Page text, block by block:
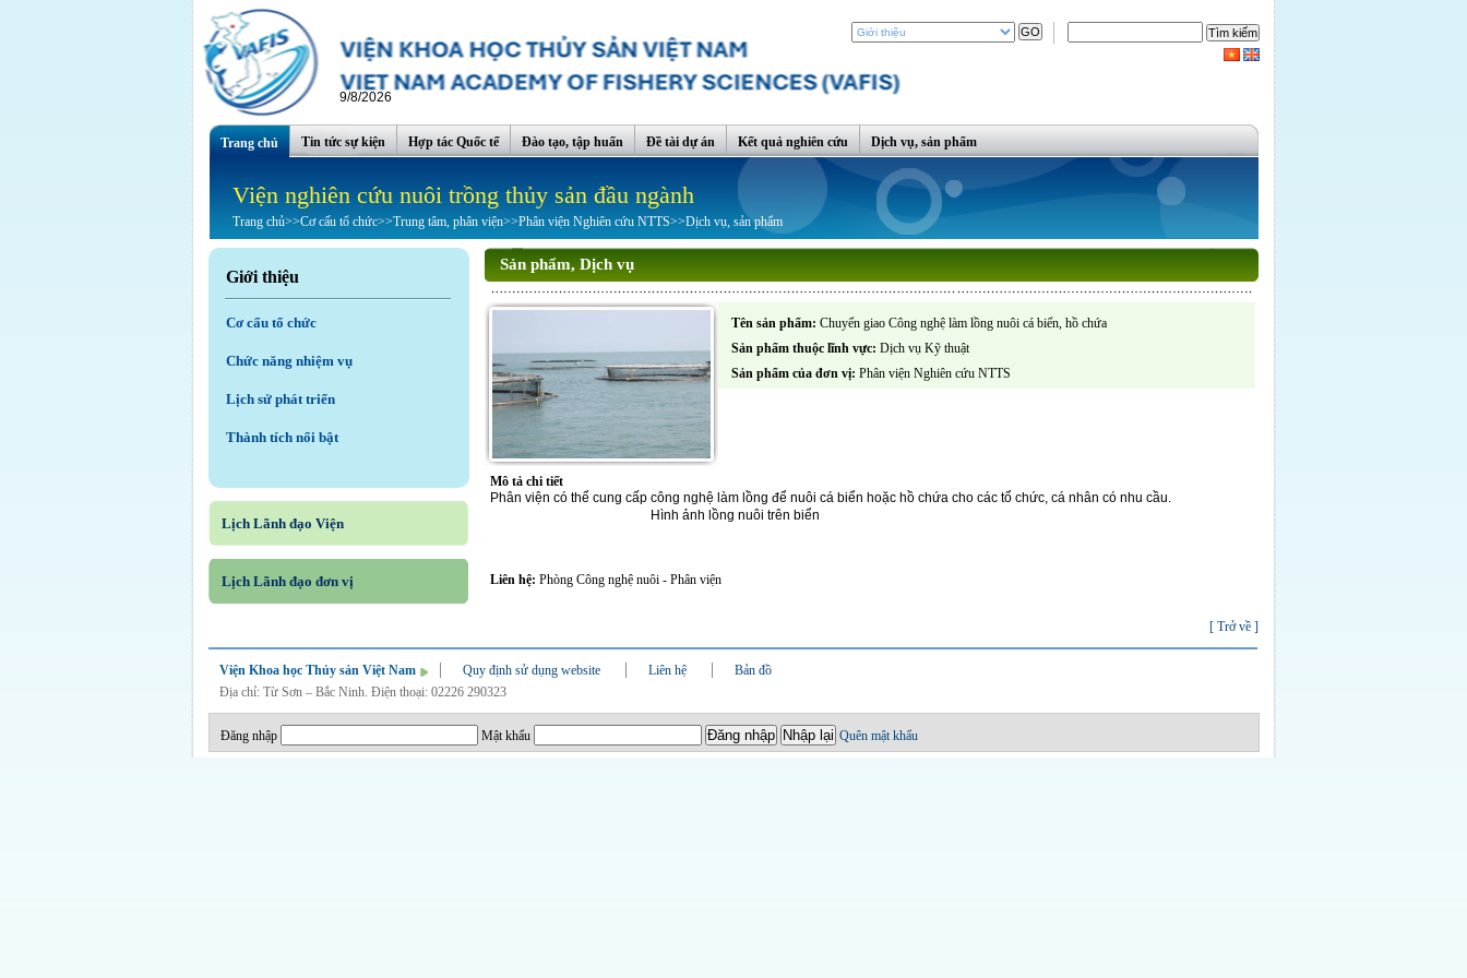
9/8/2026
Trang chủ Tin tức sự kiện Hợp tác Quốc tế Đào tạo, tập huấn Đề tài dự án Kết quả nghiên cứu Dịch vụ, sản phẩm
Viện nghiên cứu nuôi trồng thủy sản đầu ngành
Trang chủ>>Cơ cấu tổ chức>>Trung tâm, phân viện>>Phân viện Nghiên cứu NTTS>>Dịch vụ, sản phẩm
Giới thiệu
Cơ cấu tổ chức
Chức năng nhiệm vụ
Lịch sử phát triển
Thành tích nổi bật
Lịch Lãnh đạo Viện
Lịch Lãnh đạo đơn vị
Sản phẩm, Dịch vụ
Tên sản phẩm: Chuyển giao Công nghệ làm lồng nuôi cá biển, hồ chứa
Sản phẩm thuộc lĩnh vực: Dịch vụ Kỹ thuật
Sản phẩm của đơn vị: Phân viện Nghiên cứu NTTS
Mô tả chi tiết
Phân viện có thể cung cấp công nghệ làm lồng để nuôi cá biển hoặc hồ chứa cho các tổ chức, cá nhân có nhu cầu.
Hình ảnh lồng nuôi trên biển
Liên hệ: Phòng Công nghệ nuôi - Phân viện
[ Trở về ]
Viện Khoa học Thủy sản Việt Nam Quy định sử dụng website Liên hệ
Bản đồ
Địa chỉ: Từ Sơn – Bắc Ninh. Điện thoại: 02226 290323
Đăng nhập Mật khẩu Quên mật khẩu